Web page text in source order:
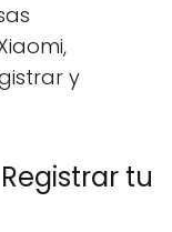
y
tu